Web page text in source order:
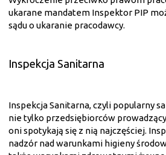
ukarane mandatem Inspektor PIP
sądu o ukaranie pracodawcy.
Inspekcja Sanitarna
Inspekcja Sanitarna, czyli popularny
nie tylko przedsiębiorców
oni spotykają się z nią najczęściej.
nadzór nad warunkami higieny